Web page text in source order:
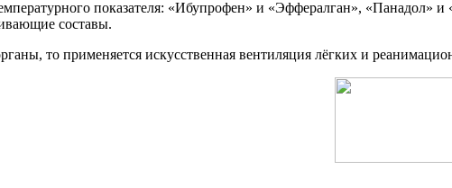
показателя: «Ибупрофен» и «Эффералган», «Панадол» и
составы.
то применяется искусственная вентиляция лёгких и